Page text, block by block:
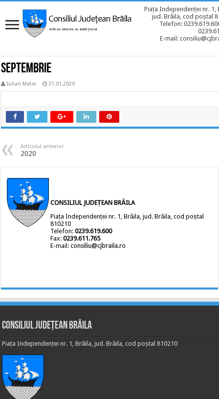
Piața Independenței nr. 1,
jud. Brăila, cod poștal
Telefon:
E-mail:
SEPTEMBRIE
Iulian Matei 31.01.2020
Articolul anterior
2020
CONSILIUL JUDEȚEAN BRĂILA
Piața Independenței nr. 1, Brăila, jud. Brăila, cod poștal
810210
Telefon:0239.619.600
Fax:0239.611.765
E-mail:consiliu@cjbraila.ro
Consiliul Județean Brăila
Piața Independenței nr. 1, Brăila, jud. Brăila, cod poștal 810210